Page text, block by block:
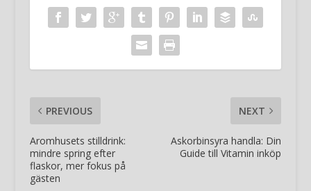
PREVIOUS
Aromhusets stilldrink:
mindre spring efter
flaskor, mer fokus på
gästen
NEXT
Askorbinsyra handla: Din
Guide till Vitamin inköp